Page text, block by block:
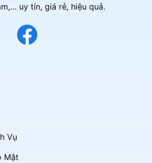
uy tín, giá rẻ, hiệu quả.
Vụ
Mật